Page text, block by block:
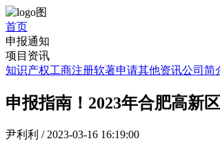
首页
申报通知
项目资讯
知识产权工商注册软著申请其他资讯公司简
申报指南！2023年合肥高新
尹利利 / 2023-03-16 16:19:00